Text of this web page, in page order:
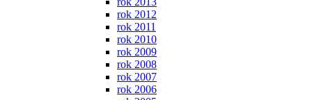
rok 2012
rok 2011
rok 2010
rok 2009
rok 2008
rok 2007
rok 2006